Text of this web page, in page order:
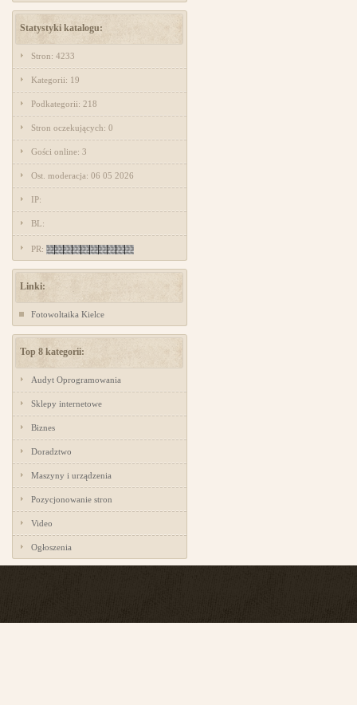
Statystyki katalogu:
Stron: 4233
Kategorii: 19
Podkategorii: 218
Stron oczekujących: 0
Gości online: 3
Ost. moderacja: 06 05 2026
IP:
BL:
PR:
Linki:
Fotowoltaika Kielce
Top 8 kategorii:
Audyt Oprogramowania
Sklepy internetowe
Biznes
Doradztwo
Maszyny i urządzenia
Pozycjonowanie stron
Video
Ogłoszenia